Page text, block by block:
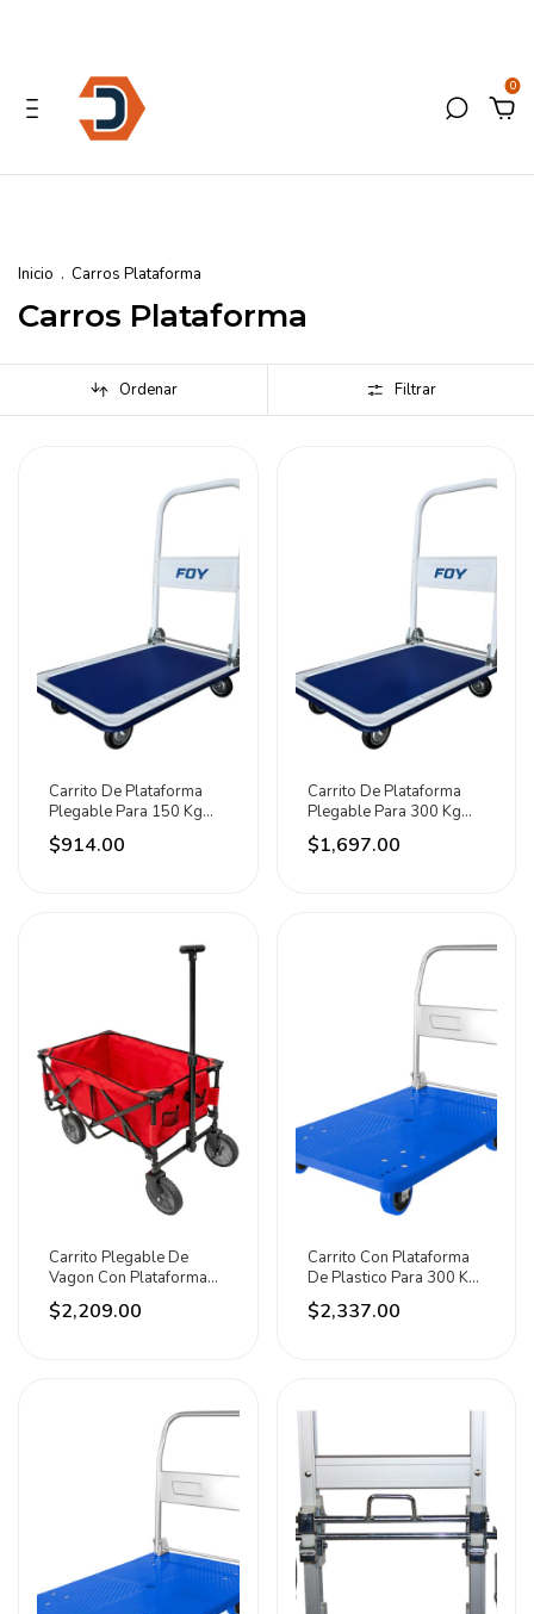
0
Inicio . Carros Plataforma
Carros Plataforma
Ordenar Filtrar
Carrito De Plataforma
Plegable Para 150 Kg
Cplf15 Foy Azul
$914.00
Carrito De Plataforma
Plegable Para 300 Kg
Cplf30 Foy Azul
$1,697.00
Carrito Plegable De
Vagon Con Plataforma
Para 80 Kg Dogotuls
Rojo
$2,209.00
Carrito Con Plataforma
De Plastico Para 300 Kg
Dogotuls Azul
$2,337.00